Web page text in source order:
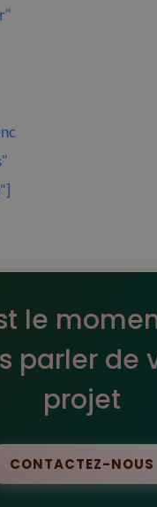
le
parler de
projet
CONTACTEZ-NOUS